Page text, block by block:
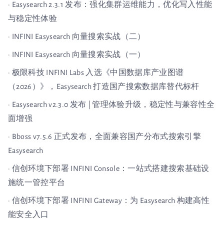
· Easysearch 2.3.1 发布：强化集群运维能力，优化写入性能
与稳定性体验
· INFINI Easysearch 向量搜索实战（二）
· INFINI Easysearch 向量搜索实战（一）
· 极限科技 INFINI Labs 入选《中国数据库产业图谱
（2026）》，Easysearch 打造国产搜索数据库替代标杆
· Easysearch v2.3.0 发布 | 管理体验升级，稳定性与兼容性全
面增强
· Bboss v7.5.6 正式发布，全面兼容国产分布式搜索引擎
Easysearch
· 信创环境下部署 INFINI Console：一站式搭建搜索基础设
施统一管控平台
· 信创环境下部署 INFINI Gateway：为 Easysearch 构建高性
能安全入口